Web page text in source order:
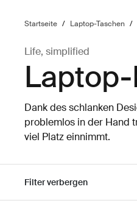
Startseite / Laptop-Taschen /
Life, simplified
Dank des schlanken
problemlos in der Hand
viel Platz einnimmt.
Filter verbergen